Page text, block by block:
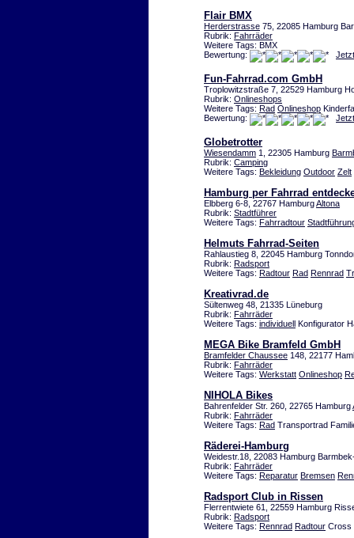
Flair BMX
Herderstrasse 75, 22085 Hamburg
Rubrik: Fahrräder
Weitere Tags: BMX
Bewertung:
Fun-Fahrrad.com GmbH
Troplowitzstraße 7, 22529 Hamburg
Rubrik: Onlineshops
Weitere Tags: Rad Onlineshop
Bewertung:
Globetrotter
Wiesendamm 1, 22305 Hamburg
Rubrik: Camping
Weitere Tags: Bekleidung Outdoor Zelt
Hamburg per Fahrrad
Elbberg 6-8, 22767 HamburgAltona
Rubrik: Stadtführer
Weitere Tags: Fahrradtour
Helmuts Fahrrad-Seiten
Rahlaustieg 8, 22045 Hamburg
Rubrik: Radsport
Weitere Tags: Radtour Rad Rennrad
Kreativrad.de
Sültenweg 48, 21335 Lüneburg
Rubrik: Fahrräder
Weitere Tags: individuell Konfigurator
MEGA Bike Bramfeld GmbH
Bramfelder Chaussee 148, 22177
Rubrik: Fahrräder
Weitere Tags: Werkstatt Onlineshop
NIHOLA Bikes
Bahrenfelder Str. 260, 22765 Hamburg
Rubrik: Fahrräder
Weitere Tags: Rad Transportrad
Räderei-Hamburg
Weidestr.18, 22083 Hamburg
Rubrik: Fahrräder
Weitere Tags: Reparatur Bremsen
Radsport Club in Rissen
Flerrentwiete 61, 22559 Hamburg
Rubrik: Radsport
Weitere Tags: Rennrad Radtour Cross